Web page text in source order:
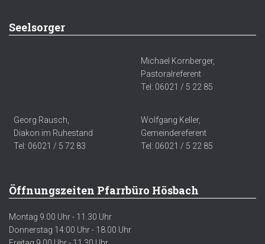
Seelsorger
Michael Kornberger,
Pastoralreferent
Tel: 06021 / 5 22 85
Georg Rausch,
Diakon im Ruhestand
Tel: 06021 / 5 72 83
Wolfgang Keller,
Gemeindereferent
Tel: 06021 / 5 22 85
Öffnungszeiten Pfarrbüro Hösbach
Montag 9.00 Uhr - 11.30 Uhr
Donnerstag 14:00 Uhr - 18.00 Uhr